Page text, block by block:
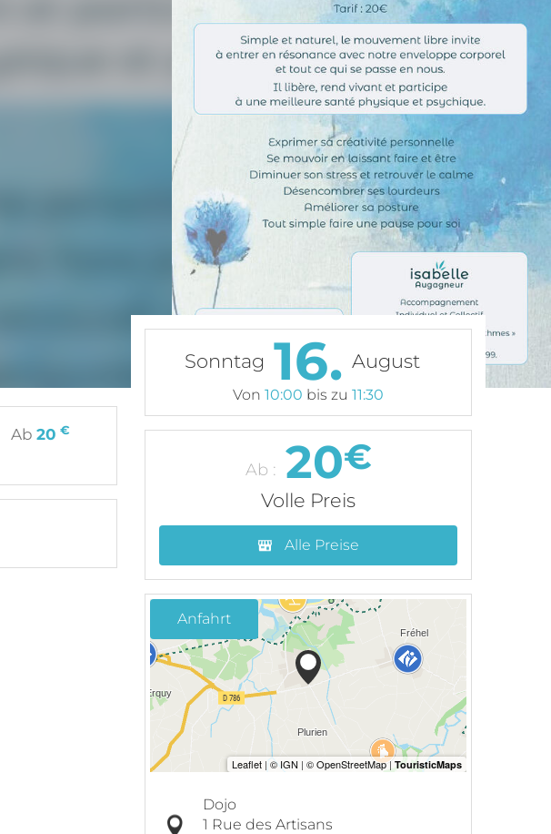
Ab20 €
Sonntag 16. August
Von 10:00 bis zu 11:30
Ab : 20€
Volle Preis
Alle Preise
Anfahrt
Dojo
1 Rue des Artisans